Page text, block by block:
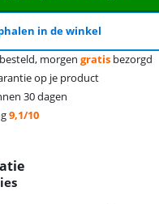
in de winkel
besteld, morgen gratis bezorgd
op je product
30 dagen
9,1/10